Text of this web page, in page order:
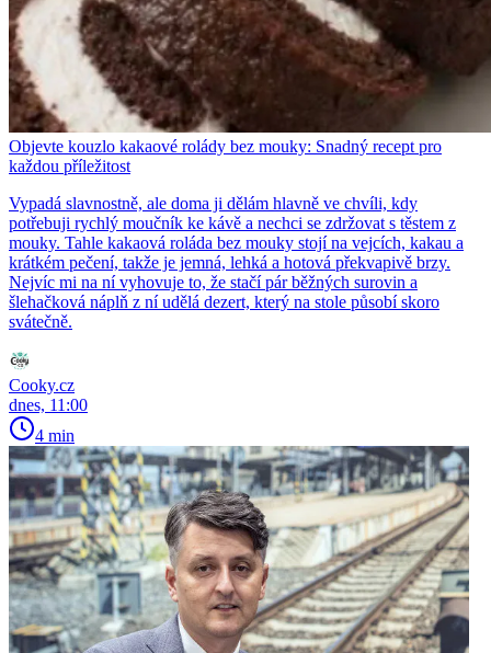
Objevte kouzlo kakaové rolády bez mouky: Snadný recept pro
každou příležitost
Vypadá slavnostně, ale doma ji dělám hlavně ve chvíli, kdy
potřebuji rychlý moučník ke kávě a nechci se zdržovat s těstem z
mouky. Tahle kakaová roláda bez mouky stojí na vejcích, kakau a
krátkém pečení, takže je jemná, lehká a hotová překvapivě brzy.
Nejvíc mi na ní vyhovuje to, že stačí pár běžných surovin a
šlehačková náplň z ní udělá dezert, který na stole působí skoro
svátečně.
Cooky.cz
dnes, 11:00
4 min